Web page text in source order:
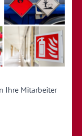
Ihre Mitarbeiter